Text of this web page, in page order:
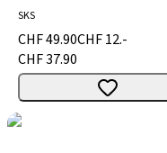
SKS
CHF 49.90CHF 12.-
CHF 37.90